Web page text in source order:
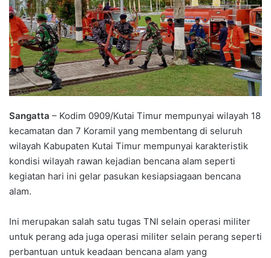
Sangatta – Kodim 0909/Kutai Timur mempunyai wilayah 18
kecamatan dan 7 Koramil yang membentang di seluruh
wilayah Kabupaten Kutai Timur mempunyai karakteristik
kondisi wilayah rawan kejadian bencana alam seperti
kegiatan hari ini gelar pasukan kesiapsiagaan bencana
alam.
Ini merupakan salah satu tugas TNI selain operasi militer
untuk perang ada juga operasi militer selain perang seperti
perbantuan untuk keadaan bencana alam yang